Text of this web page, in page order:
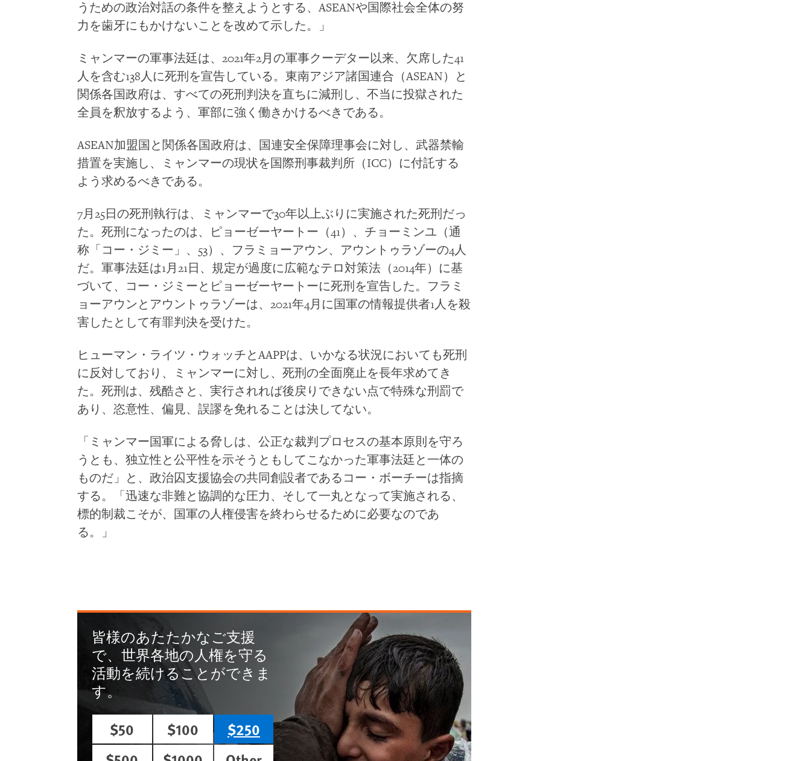
うための政治対話の条件を整えようとする、ASEANや国際社会全体の努
力を歯牙にもかけないことを改めて示した。」
ミャンマーの軍事法廷は、2021年2月の軍事クーデター以来、欠席した41
人を含む138人に死刑を宣告している。東南アジア諸国連合（ASEAN）と
関係各国政府は、すべての死刑判決を直ちに減刑し、不当に投獄された
全員を釈放するよう、軍部に強く働きかけるべきである。
ASEAN加盟国と関係各国政府は、国連安全保障理事会に対し、武器禁輸
措置を実施し、ミャンマーの現状を国際刑事裁判所（ICC）に付託する
よう求めるべきである。
7月25日の死刑執行は、ミャンマーで30年以上ぶりに実施された死刑だっ
た。死刑になったのは、ピョーゼーヤートー（41）、チョーミンユ（通
称「コー・ジミー」、53）、フラミョーアウン、アウントゥラゾーの4人
だ。軍事法廷は1月21日、規定が過度に広範なテロ対策法（2014年）に基
づいて、コー・ジミーとピョーゼーヤートーに死刑を宣告した。フラミ
ョーアウンとアウントゥラゾーは、2021年4月に国軍の情報提供者1人を殺
害したとして有罪判決を受けた。
ヒューマン・ライツ・ウォッチとAAPPは、いかなる状況においても死刑
に反対しており、ミャンマーに対し、死刑の全面廃止を長年求めてき
た。死刑は、残酷さと、実行されれば後戻りできない点で特殊な刑罰で
あり、恣意性、偏見、誤謬を免れることは決してない。
「ミャンマー国軍による脅しは、公正な裁判プロセスの基本原則を守ろ
うとも、独立性と公平性を示そうともしてこなかった軍事法廷と一体の
ものだ」と、政治囚支援協会の共同創設者であるコー・ボーチーは指摘
する。「迅速な非難と協調的な圧力、そして一丸となって実施される、
標的制裁こそが、国軍の人権侵害を終わらせるために必要なのであ
る。」
皆様のあたたかなご支援
で、世界各地の人権を守る
活動を続けることができま
す。
$50
$100
$250